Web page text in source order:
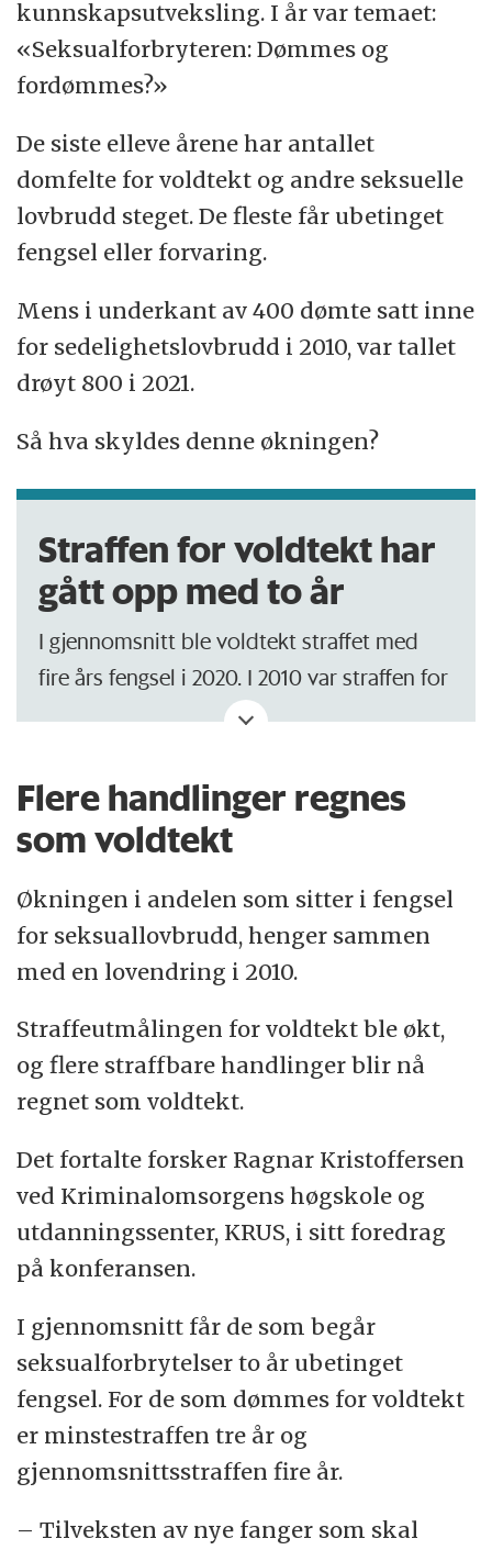
kunnskapsutveksling. I år var temaet:
«Seksualforbryteren: Dømmes og
fordømmes?»
De siste elleve årene har antallet
domfelte for voldtekt og andre seksuelle
lovbrudd steget. De fleste får ubetinget
fengsel eller forvaring.
Mens i underkant av 400 dømte satt inne
for sedelighetslovbrudd i 2010, var tallet
drøyt 800 i 2021.
Så hva skyldes denne økningen?
Straffen for voldtekt har
gått opp med to år
I gjennomsnitt ble voldtekt straffet med
fire års fengsel i 2020. I 2010 var straffen for
voldtekt drøyt to år.
fengsel i snitt i 2020, mens den var ett år og
fire måneder i 2010.
For andre lovbrudd har straffeøkningen
vært beskjeden i samme periode.
Flere handlinger regnes
som voldtekt
Økningen i andelen som sitter i fengsel
for seksuallovbrudd, henger sammen
med en lovendring i 2010.
Straffeutmålingen for voldtekt ble økt,
og flere straffbare handlinger blir nå
regnet som voldtekt.
Det fortalte forsker Ragnar Kristoffersen
ved Kriminalomsorgens høgskole og
utdanningssenter, KRUS, i sitt foredrag
på konferansen.
I gjennomsnitt får de som begår
seksualforbrytelser to år ubetinget
fengsel. For de som dømmes for voldtekt
er minstestraffen tre år og
gjennomsnittsstraffen fire år.
– Tilveksten av nye fanger som skal